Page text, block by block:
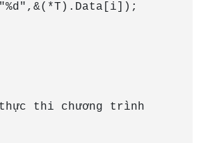
thi chương trình